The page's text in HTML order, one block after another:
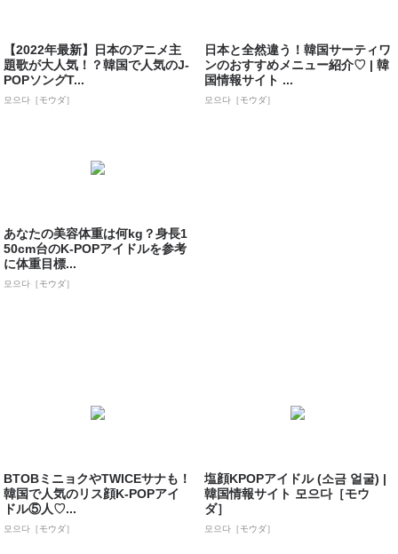
【2022年最新】日本のアニメ主
題歌が大人気！？韓国で人気のJ-
POPソングT...
모으다［モウダ］
日本と全然違う！韓国サーティワ
ンのおすすめメニュー紹介♡ | 韓
国情報サイト ...
모으다［モウダ］
あなたの美容体重は何kg？身長1
50cm台のK-POPアイドルを参考
に体重目標...
모으다［モウダ］
BTOBミニョクやTWICEサナも！
韓国で人気のリス顔K-POPアイ
ドル⑤人♡...
모으다［モウダ］
塩顔KPOPアイドル (소금 얼굴) |
韓国情報サイト 모으다［モウ
ダ］
모으다［モウダ］